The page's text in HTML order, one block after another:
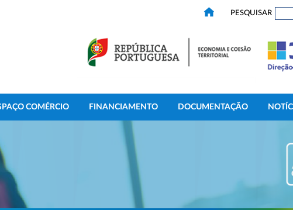
PESQUISAR
COMÉRCIO FINANCIAMENTO DOCUMENTAÇÃO